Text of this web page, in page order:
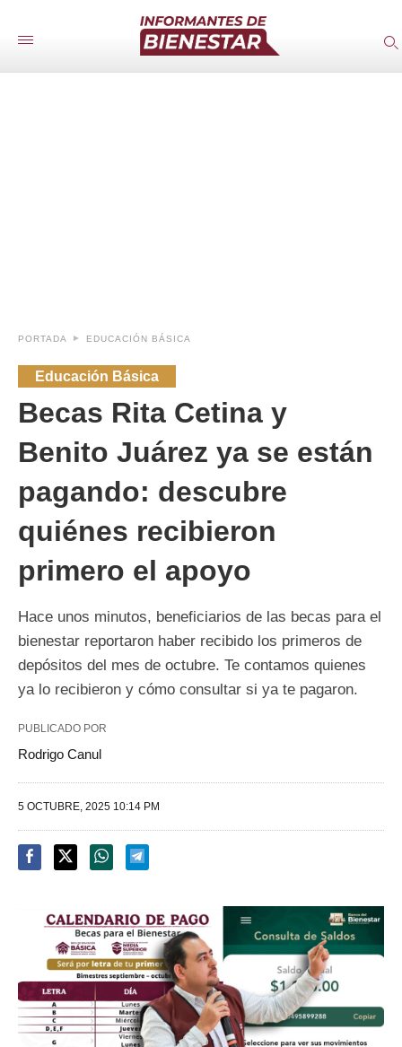
PORTADA EDUCACIÓN BÁSICA
Educación Básica
Becas Rita Cetina y
Benito Juárez ya se están
pagando: descubre
quiénes recibieron
primero el apoyo
Hace unos minutos, beneficiarios de las becas para el
bienestar reportaron haber recibido los primeros de
depósitos del mes de octubre. Te contamos quienes
ya lo recibieron y cómo consultar si ya te pagaron.
PUBLICADO POR
Rodrigo Canul
5 OCTUBRE, 2025 10:14 PM